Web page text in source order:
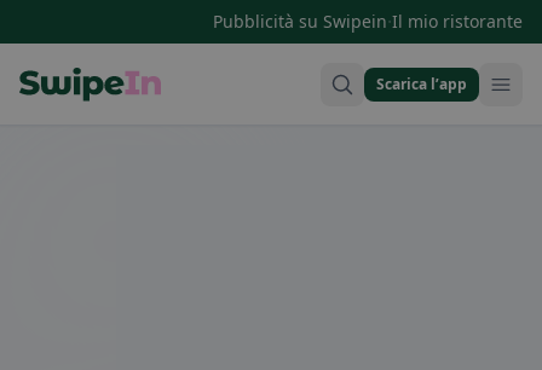
Pubblicità su Swipein·Il mio ristorante
Scarica l’app